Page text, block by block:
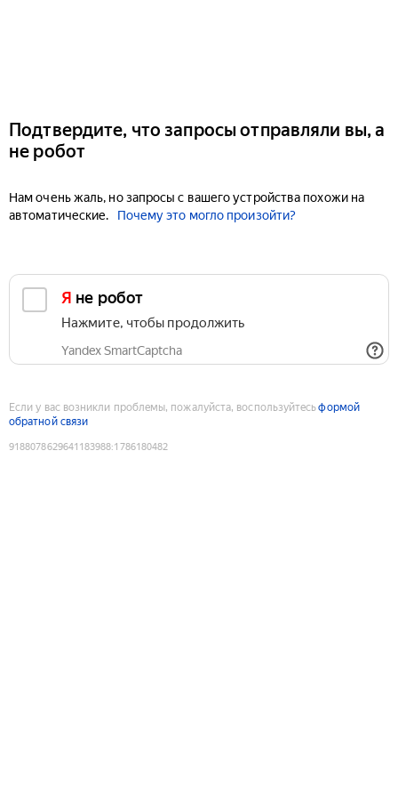
Подтвердите, что запросы отправляли вы, а
не робот
Нам очень жаль, но запросы с вашего устройства похожи на
автоматические.
Почему это могло произойти?
Я не робот
Нажмите, чтобы продолжить
Yandex SmartCaptcha
Если у вас возникли проблемы, пожалуйста, воспользуйтесьформой
обратной связи
9188078629641183988:1786180482